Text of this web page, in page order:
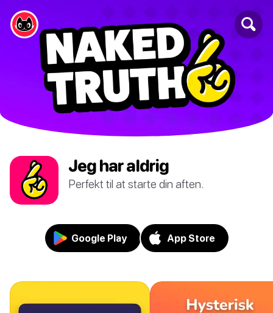
Jeg har aldrig
Perfekt til at starte din aften.
Google Play App Store